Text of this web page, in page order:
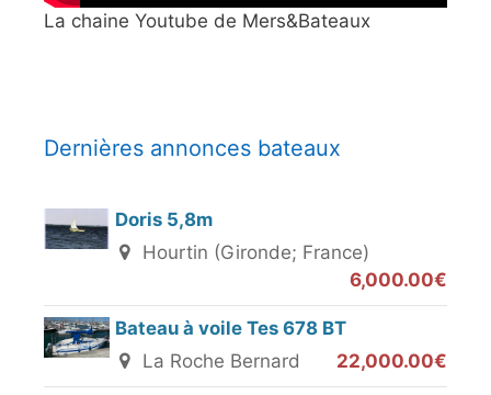
La chaine Youtube de Mers&Bateaux
Dernières annonces bateaux
Doris 5,8m
Hourtin (Gironde; France)
6,000.00€
Bateau à voile Tes 678 BT
La Roche Bernard
22,000.00€